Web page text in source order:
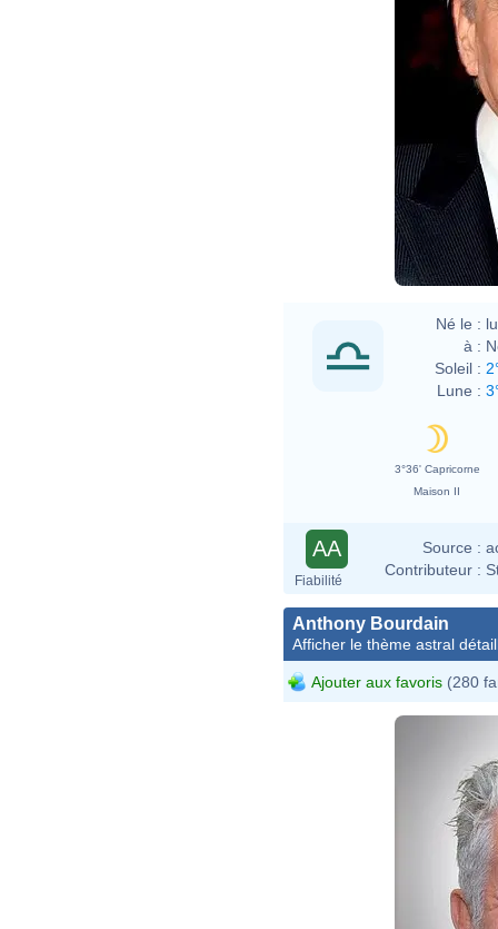
Né le :
à :
Soleil :
Lune :
3°36' Capricorne
Maison II
AA
Fiabilité
Source :
Contributeur :
Anthony Bourdain
Afficher le thème astral
Ajouter aux favoris (280